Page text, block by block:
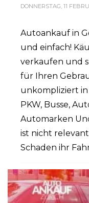
DONNERSTAG, 11
Autoankauf in
und einfach!
verkaufen und
für Ihren
unkompliziert in
PKW, Busse,
Automarken
ist nicht
Schaden ihr
PUBLISHED IN